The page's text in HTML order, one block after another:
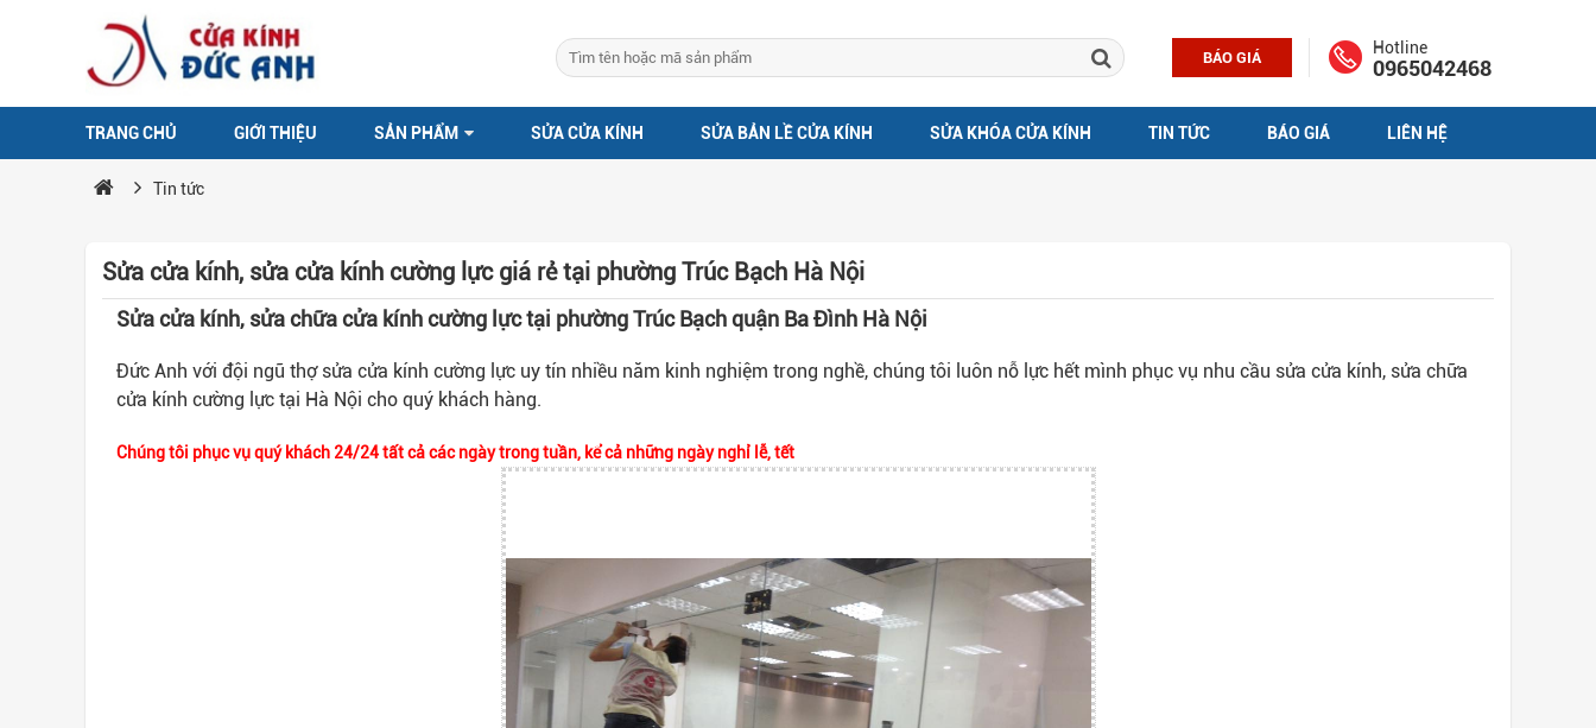
BÁO GIÁ
Hotline
0965042468
TRANG CHỦ GIỚI THIỆU SẢN PHẨM SỬA CỬA KÍNH SỬA BẢN LỀ CỬA KÍNH SỬA KHÓA CỬA KÍNH TIN TỨC BÁO GIÁ LIÊN HỆ
Tin tức
Sửa cửa kính, sửa cửa kính cường lực giá rẻ tại phường Trúc Bạch Hà Nội
Sửa cửa kính, sửa chữa cửa kính cường lực tại phường Trúc Bạch quận Ba Đình Hà Nội
Đức Anh với đội ngũ thợ sửa cửa kính cường lực uy tín nhiều năm kinh nghiệm trong nghề, chúng tôi luôn nỗ lực hết mình phục vụ nhu cầu sửa cửa kính, sửa chữa
cửa kính cường lực tại Hà Nội cho quý khách hàng.
Chúng tôi phục vụ quý khách 24/24 tất cả các ngày trong tuần, kể cả những ngày nghỉ lễ, tết